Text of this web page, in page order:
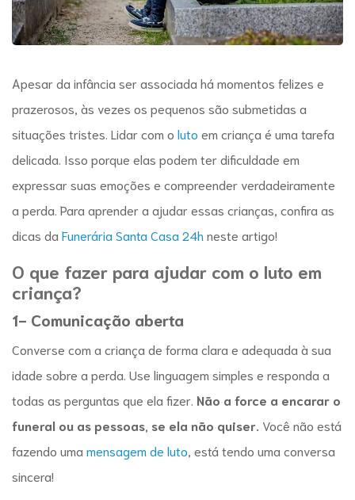
Apesar da infância ser associada há momentos felizes e
prazerosos, às vezes os pequenos são submetidas a
situações tristes. Lidar com o luto em criançaé uma tarefa
delicada. Isso porque elas podem ter dificuldade em
expressar suas emoções e compreender verdadeiramente
a perda. Para aprender a ajudar essas crianças, confira as
dicas daFunerária Santa Casa 24hneste artigo!
O que fazer para ajudar com o luto em
criança?
1- Comunicação aberta
Converse com a criança de forma clara e adequada à sua
idade sobre a perda. Use linguagem simples e responda a
todas as perguntas que ela fizer. Não a force a encarar o
funeral ou as pessoas, se ela não quiser. Você não está
fazendo umamensagem de luto, está tendo uma conversa
sincera!